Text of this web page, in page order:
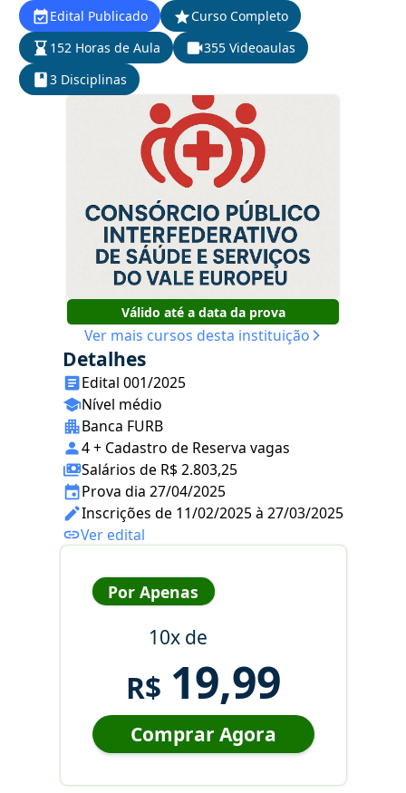
Edital Publicado
Curso Completo
152 Horas de Aula
355 Videoaulas
3 Disciplinas
Válido até a data da prova
Ver mais cursos desta instituição
Detalhes
Edital 001/2025
Nível médio
Banca FURB
4 + Cadastro de Reserva vagas
Salários de R$ 2.803,25
Prova dia 27/04/2025
Inscrições de 11/02/2025 à 27/03/2025
Ver edital
Por Apenas
10x de
R$ 19,99
Comprar Agora